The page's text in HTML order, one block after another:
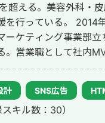
超える。美容外科・
にWebマーケティング会社フルス
ーケティング事業部
営業職として社内MVP
なり、フロントエン
コンサルティング
計 SNS広告
スキル数：30）